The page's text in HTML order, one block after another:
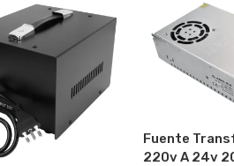
Fuente
220v A 24v